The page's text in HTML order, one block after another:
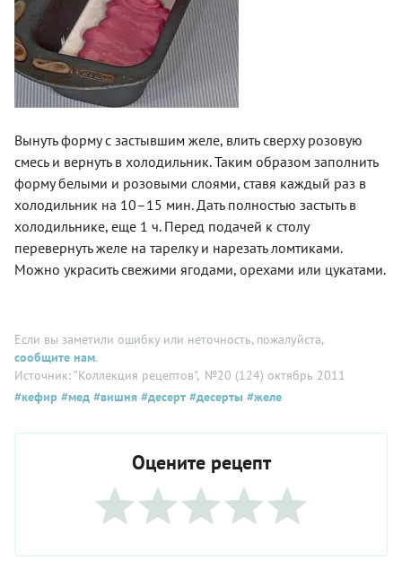
Вынуть форму с застывшим желе, влить сверху розовую
смесь и вернуть в холодильник. Таким образом заполнить
форму белыми и розовыми слоями, ставя каждый раз в
холодильник на 10–15 мин. Дать полностью застыть в
холодильнике, еще 1 ч. Перед подачей к столу
перевернуть желе на тарелку и нарезать ломтиками.
Можно украсить свежими ягодами, орехами или цукатами.
Если вы заметили ошибку или неточность, пожалуйста,
сообщите нам.
Источник: "Коллекция рецептов", №20 (124) октябрь 2011
#кефир #мед #вишня #десерт #десерты #желе
Оцените рецепт